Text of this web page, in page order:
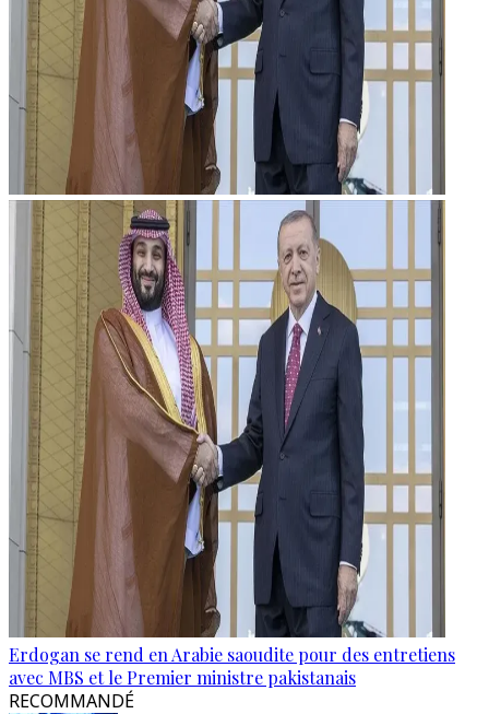
Erdogan se rend en Arabie saoudite pour des entretiens
avec MBS et le Premier ministre pakistanais
RECOMMANDÉ